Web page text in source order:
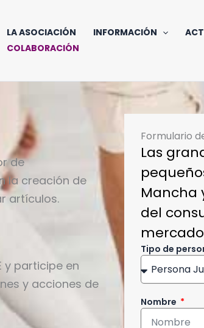
LA ASOCIACIÓN INFORMACIÓN
COLABORACIÓN
Formulario
Las
Mancha
del
Tipo de
Nombre
de
la creación de
artículos.
y participe en
y acciones de